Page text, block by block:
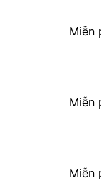
Miễn
Miễn
Miễn